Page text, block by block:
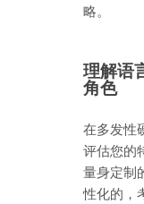
略。
理解语
角色
在多发性
评估您的
量身定制
性化的，